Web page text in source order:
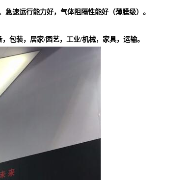
速运行能力好，气体阻隔性能好（薄膜级）。
包装，居家/园艺，工业/机械，家具，运输。